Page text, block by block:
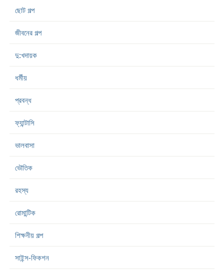
ছোট গল্প
জীবনের গল্প
দু:খদায়ক
ধর্মীয়
প্রবন্ধ
ফ্যান্টাসি
ভালবাসা
ভৌতিক
রহস্য
রোমান্টিক
শিক্ষনীয় গল্প
সাইন্স-ফিকশন